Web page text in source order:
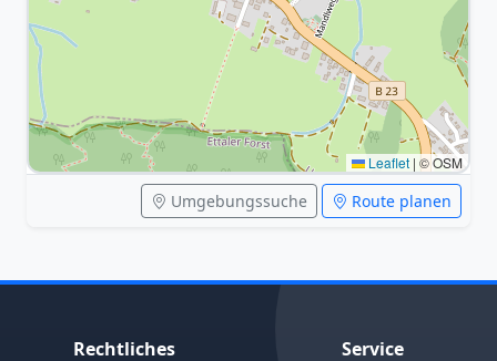
Leaflet | © OSM
Umgebungssuche Route planen
Rechtliches Service